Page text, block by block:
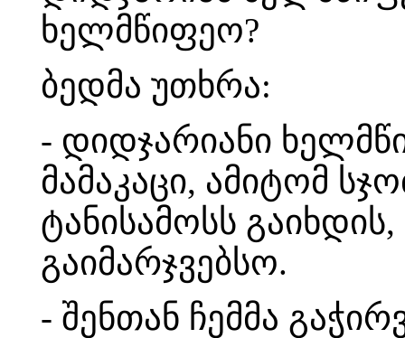
ხელმწიფეო?
ბედმა უთხრა:
- დიდჯარიანი
მამაკაცი, ამიტომ
ტანისამოსს
გაიმარჯვებსო.
- შენთან ჩემმა